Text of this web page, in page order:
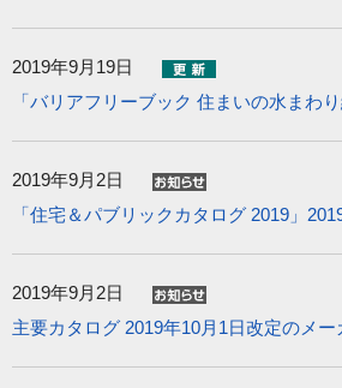
2019年9月19日
「バリアフリーブック 住まいの水まわ
2019年9月2日
「住宅＆パブリックカタログ 2019」
2019年9月2日
主要カタログ 2019年10月1日改定のメ